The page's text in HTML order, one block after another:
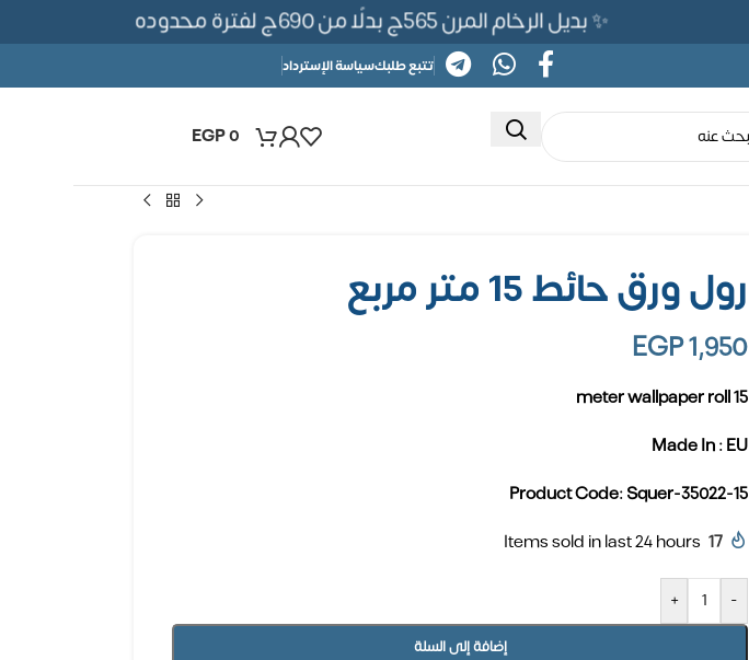
✨ بديل الرخام المرن 565ج بدلًا من 690ج لفترة محدوده
تتبع طلبكسياسة الإسترداد
EGP0
رول ورق حائط 15 متر مربع
EGP1,950
15 meter wallpaper roll
Made In : EU
Product Code: Squer-35022-15
17
Items sold in last 24 hours
-
+
إضافة إلى السلة